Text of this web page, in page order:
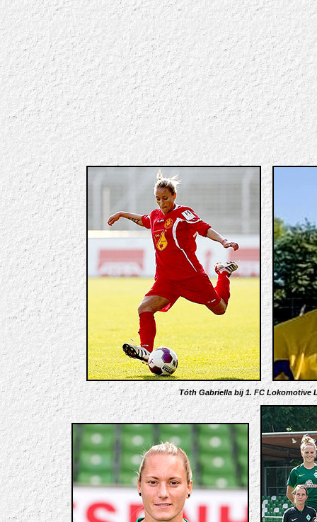
Tóth Gabriella bij 1. FC Lokomotive